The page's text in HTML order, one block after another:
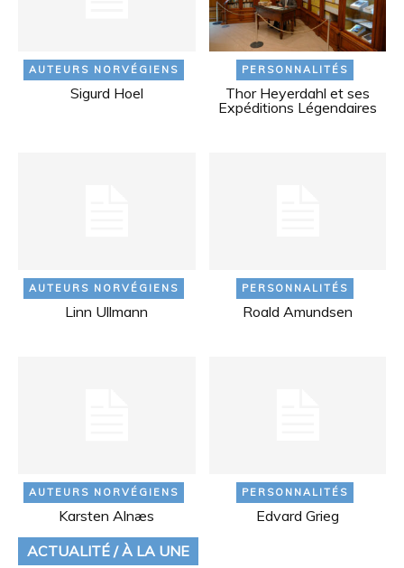
AUTEURS NORVÉGIENS
Sigurd Hoel
PERSONNALITÉS
Thor Heyerdahl et ses
Expéditions Légendaires
AUTEURS NORVÉGIENS
Linn Ullmann
PERSONNALITÉS
Roald Amundsen
AUTEURS NORVÉGIENS
Karsten Alnæs
PERSONNALITÉS
Edvard Grieg
ACTUALITÉ / À LA UNE